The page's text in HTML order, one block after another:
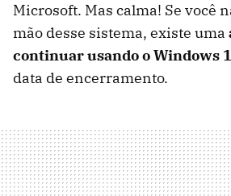
Microsoft. Mas calma! Se você
mão desse sistema, existe uma
continuar usando o Windows
data de encerramento.